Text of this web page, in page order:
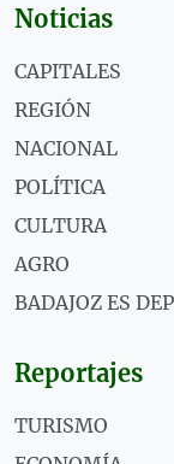
Noticias
CAPITALES
REGIÓN
NACIONAL
POLÍTICA
CULTURA
AGRO
BADAJOZ ES
Reportajes
TURISMO